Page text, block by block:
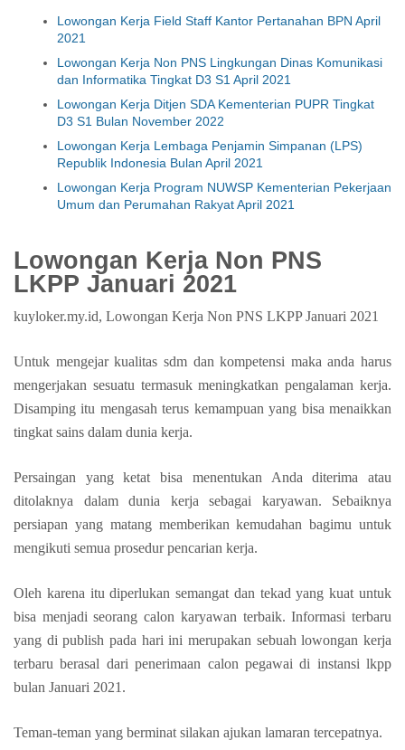
Lowongan Kerja Field Staff Kantor Pertanahan BPN April
2021
Lowongan Kerja Non PNS Lingkungan Dinas Komunikasi
dan Informatika Tingkat D3 S1 April 2021
Lowongan Kerja Ditjen SDA Kementerian PUPR Tingkat
D3 S1 Bulan November 2022
Lowongan Kerja Lembaga Penjamin Simpanan (LPS)
Republik Indonesia Bulan April 2021
Lowongan Kerja Program NUWSP Kementerian Pekerjaan
Umum dan Perumahan Rakyat April 2021
Lowongan Kerja Non PNS
LKPP Januari 2021
kuyloker.my.id, Lowongan Kerja Non PNS LKPP Januari 2021
Untuk mengejar kualitas sdm dan kompetensi maka anda harus
mengerjakan sesuatu termasuk meningkatkan pengalaman kerja.
Disamping itu mengasah terus kemampuan yang bisa menaikkan
tingkat sains dalam dunia kerja.
Persaingan yang ketat bisa menentukan Anda diterima atau
ditolaknya dalam dunia kerja sebagai karyawan. Sebaiknya
persiapan yang matang memberikan kemudahan bagimu untuk
mengikuti semua prosedur pencarian kerja.
Oleh karena itu diperlukan semangat dan tekad yang kuat untuk
bisa menjadi seorang calon karyawan terbaik. Informasi terbaru
yang di publish pada hari ini merupakan sebuah lowongan kerja
terbaru berasal dari penerimaan calon pegawai di instansi lkpp
bulan Januari 2021.
Teman-teman yang berminat silakan ajukan lamaran tercepatnya.